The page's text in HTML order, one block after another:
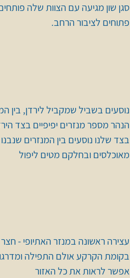
סגן שון מגיעה עם הצוות שלה
פתוחים לציבור הרחב.
נוסעים בשביל שמקביל לירדן, בין
הנהר מספר מנזרים יפיפיים בצד
בצד שלנו נוסעים בין המנזרים
מאוכלסים ובחלקם מטים ליפול
עצירה ראשונה במנזר האתיופי - חצר גדולה עם מבנה
בקומת הקרקע אולם התפילה
אפשר לראות את כל האזור